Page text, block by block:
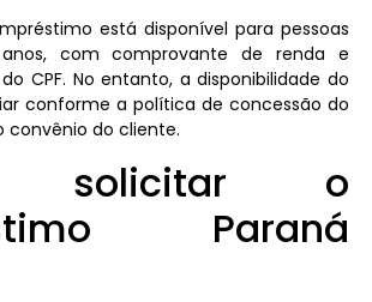
está disponível para pessoas
com comprovante de renda e
CPF. No entanto, a disponibilidade do
conforme a política de concessão do
convênio do cliente.
solicitar o
Paraná